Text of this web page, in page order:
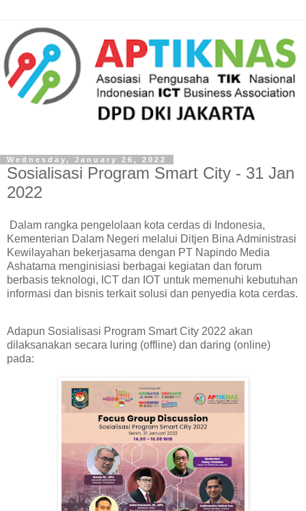
Wednesday, January 26, 2022
Sosialisasi Program Smart City - 31 Jan
2022
Dalam rangka pengelolaan kota cerdas di Indonesia,
Kementerian Dalam Negeri melalui Ditjen Bina Administrasi
Kewilayahan bekerjasama dengan PT Napindo Media
Ashatama menginisiasi berbagai kegiatan dan forum
berbasis teknologi, ICT dan IOT untuk memenuhi kebutuhan
informasi dan bisnis terkait solusi dan penyedia kota cerdas.
Adapun Sosialisasi Program Smart City 2022 akan
dilaksanakan secara luring (offline) dan daring (online)
pada: